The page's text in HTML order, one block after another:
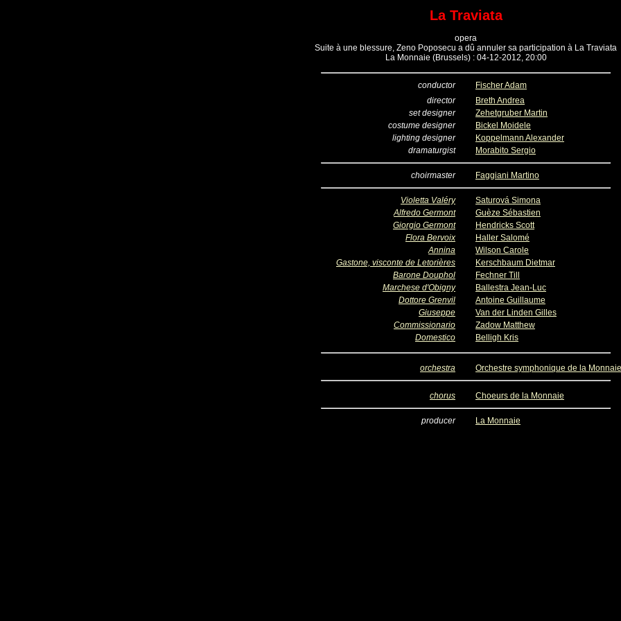
La Traviata
opera
Suite à une blessure, Zeno Poposecu a dû annuler sa participation à La Traviata
La Monnaie (Brussels) : 04-12-2012, 20:00
conductor
Fischer Adam
director
Breth Andrea
set designer
Zehetgruber Martin
costume designer
Bickel Moidele
lighting designer
Koppelmann Alexander
dramaturgist
Morabito Sergio
choirmaster Faggiani Martino
Violetta Valéry
Saturová Simona
Alfredo Germont
Guèze Sébastien
Giorgio Germont
Hendricks Scott
Flora Bervoix
Haller Salomé
Annina
Wilson Carole
Gastone, visconte de Letorières
Kerschbaum Dietmar
Barone Douphol
Fechner Till
Marchese d'Obigny
Ballestra Jean-Luc
Dottore Grenvil
Antoine Guillaume
Giuseppe
Van der Linden Gilles
Commissionario
Zadow Matthew
Domestico
Belligh Kris
orchestra Orchestre symphonique de la Monnaie
chorus Choeurs de la Monnaie
producer La Monnaie